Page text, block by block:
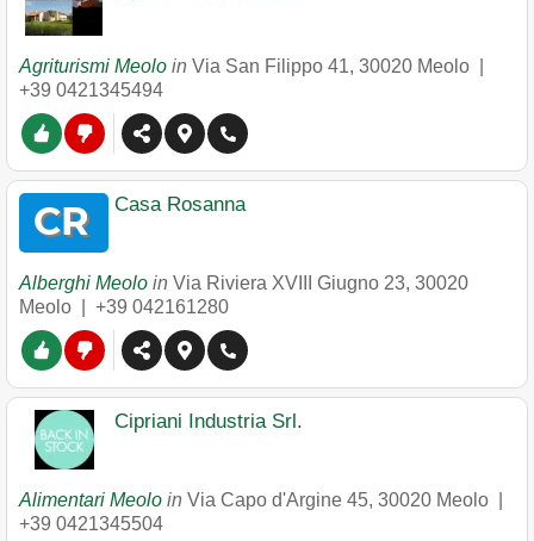
Agriturismi Meolo in Via San Filippo 41, 30020 Meolo
+39 0421345494
Casa Rosanna
Alberghi Meolo in Via Riviera XVIII Giugno 23, 30020
Meolo
+39 042161280
Cipriani Industria Srl.
Alimentari Meolo in Via Capo d'Argine 45, 30020 Meolo
+39 0421345504